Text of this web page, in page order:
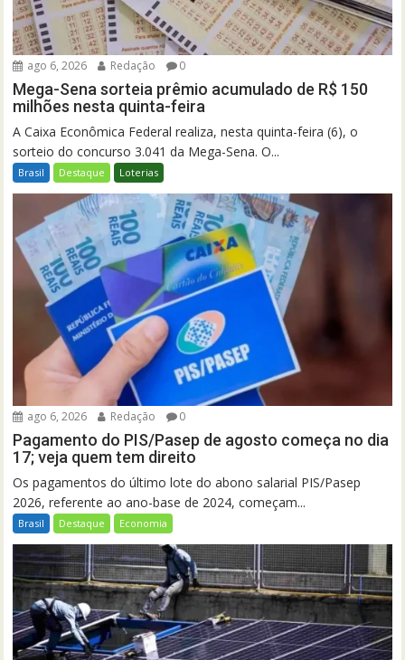
ago 6, 2026 Redação 0
Mega-Sena sorteia prêmio acumulado de R$ 150
milhões nesta quinta-feira
A Caixa Econômica Federal realiza, nesta quinta-feira (6), o
sorteio do concurso 3.041 da Mega-Sena. O...
Brasil Destaque Loterias
ago 6, 2026 Redação 0
Pagamento do PIS/Pasep de agosto começa no dia
17; veja quem tem direito
Os pagamentos do último lote do abono salarial PIS/Pasep
2026, referente ao ano-base de 2024, começam...
Brasil Destaque Economia